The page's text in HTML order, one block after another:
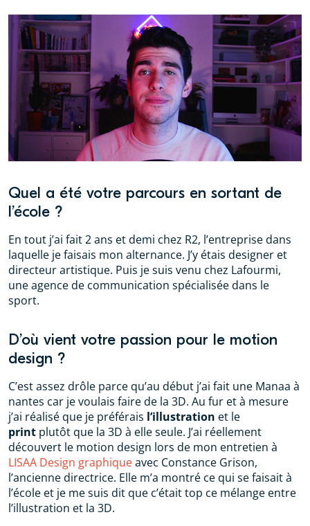
Quel a été votre parcours en sortant de
l’école ?
En tout j’ai fait 2 ans et demi chez R2, l’entreprise dans
laquelle je faisais mon alternance. J’y étais designer et
directeur artistique. Puis je suis venu chez Lafourmi,
une agence de communication spécialisée dans le
sport.
D’où vient votre passion pour le motion
design ?
C’est assez drôle parce qu’au début j’ai fait une Manaa à
nantes car je voulais faire de la 3D. Au fur et à mesure
j’ai réalisé que je préférais l’illustration et le
print plutôt que la 3D à elle seule. J’ai réellement
découvert le motion design lors de mon entretien à
LISAA Design graphiqueavec Constance Grison,
l’ancienne directrice. Elle m’a montré ce qui se faisait à
l’école et je me suis dit que c’était top ce mélange entre
l’illustration et la 3D.